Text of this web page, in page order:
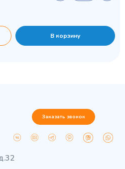
В корзину
Заказать звонок